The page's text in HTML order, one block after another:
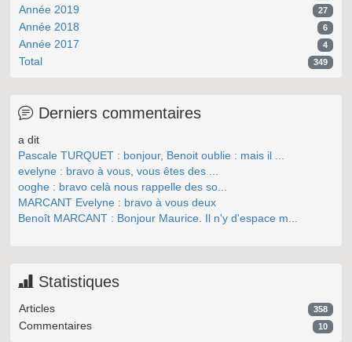
Année 2019 27
Année 2018 6
Année 2017 4
Total 349
Derniers commentaires
a dit
Pascale TURQUET : bonjour, Benoit oublie : mais il ...
evelyne : bravo à vous, vous êtes des ...
ooghe : bravo celà nous rappelle des so...
MARCANT Evelyne : bravo à vous deux
Benoît MARCANT : Bonjour Maurice. Il n'y d'espace m...
Statistiques
Articles 358
Commentaires 10